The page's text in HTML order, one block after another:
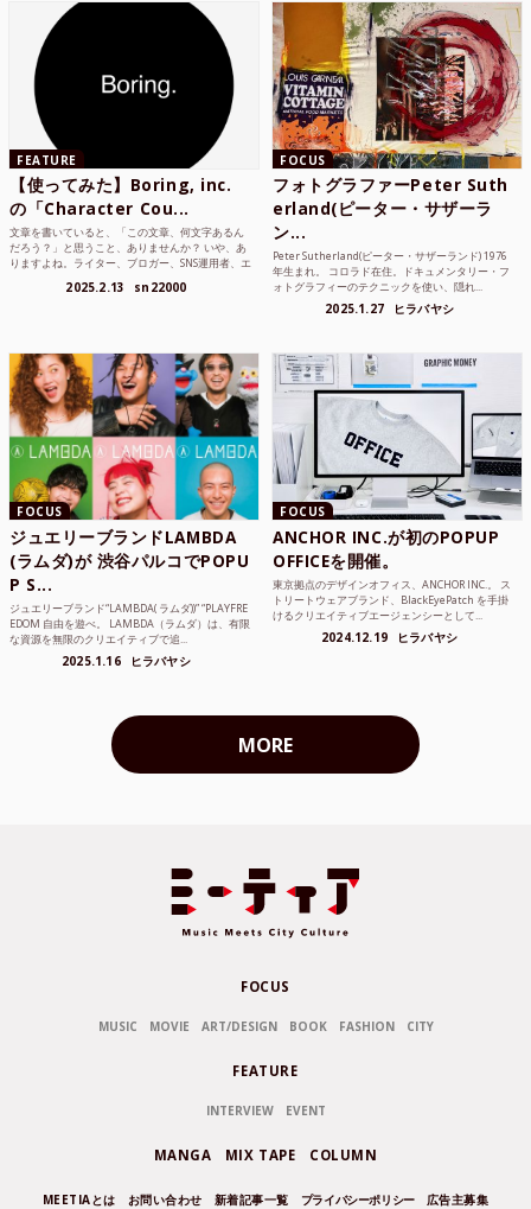
FEATURE
【使ってみた】Boring, inc.
の「Character Cou...
文章を書いていると、「この文章、何文字あるん
だろう？」と思うこと、ありませんか？ いや、あ
りますよね。ライター、ブロガー、SNS運用者、エ
2025.2.13 sn22000
FOCUS
フォトグラファーPeter Suth
erland(ピーター・サザーラ
ン...
Peter Sutherland(ピーター・サザーランド) 1976
年生まれ。 コロラド在住。ドキュメンタリー・フ
ォトグラフィーのテクニックを使い、隠れ...
2025.1.27 ヒラバヤシ
FOCUS
ジュエリーブランドLAMBDA
(ラムダ)が 渋谷パルコでPOPU
P S...
ジュエリーブランド“LAMBDA( ラムダ))” “PLAYFRE
EDOM 自由を遊べ。 LAMBDA（ラムダ）は、有限
な資源を無限のクリエイティブで追...
2025.1.16 ヒラバヤシ
FOCUS
ANCHOR INC.が初のPOPUP
OFFICEを開催。
東京拠点のデザインオフィス、ANCHOR INC.。 ス
トリートウェアブランド、BlackEyePatch を手掛
けるクリエイティブエージェンシーとして...
2024.12.19 ヒラバヤシ
MORE
FOCUS
MUSIC MOVIE ART/DESIGN BOOK FASHION CITY
FEATURE
INTERVIEW EVENT
MANGA MIX TAPE COLUMN
MEETIAとは お問い合わせ 新着記事一覧 プライバシーポリシー 広告主募集